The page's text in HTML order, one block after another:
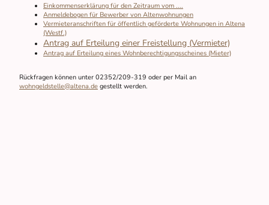
Einkommenserklärung für den Zeitraum vom ....
Anmeldebogen für Bewerber von Altenwohnungen
Vermieteranschriften für öffentlich geförderte Wohnungen in Altena
(Westf.)
Antrag auf Erteilung einer Freistellung (Vermieter)
Antrag auf Erteilung eines Wohnberechtigungsscheines (Mieter)
Rückfragen können unter 02352/209-319 oder per Mail an
wohngeldstelle@altena.de gestellt werden.